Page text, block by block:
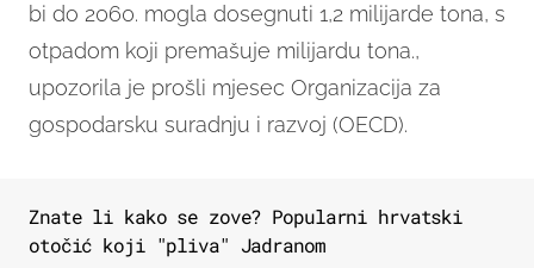
bi do 2060. mogla dosegnuti 1,2 milijarde tona, s
otpadom koji premašuje milijardu tona.,
upozorila je prošli mjesec Organizacija za
gospodarsku suradnju i razvoj (OECD).
Znate li kako se zove? Popularni hrvatski
otočić koji "pliva" Jadranom